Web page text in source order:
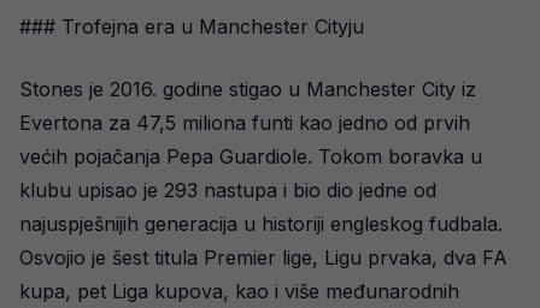
### Trofejna era u Manchester Cityju
Stones je 2016. godine stigao u Manchester City iz
Evertona za 47,5 miliona funti kao jedno od prvih
većih pojačanja Pepa Guardiole. Tokom boravka u
klubu upisao je 293 nastupa i bio dio jedne od
najuspješnijih generacija u historiji engleskog fudbala.
Osvojio je šest titula Premier lige, Ligu prvaka, dva FA
kupa, pet Liga kupova, kao i više međunarodnih